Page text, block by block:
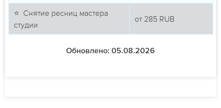
⭐ Снятие ресниц мастера
студии
от 285 RUB
Обновлено: 05.08.2026